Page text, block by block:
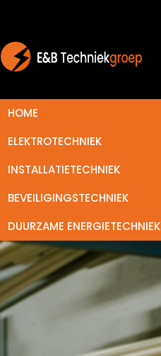
HOME
ELEKTROTECHNIEK
INSTALLATIETECHNIEK
BEVEILIGINGSTECHNIEK
DUURZAME ENERGIETECHNIEK